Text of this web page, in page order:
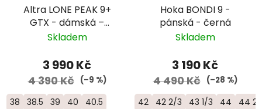
Altra LONE PEAK 9+
GTX - dámská –
černá
Skladem
3 990 Kč
4 390 Kč (–9 %)
38 38.5 39 40 40.5
Hoka BONDI 9 -
pánská - černá
Skladem
3 190 Kč
4 490 Kč (–28 %)
42 42 2/3 43 1/3 44 44